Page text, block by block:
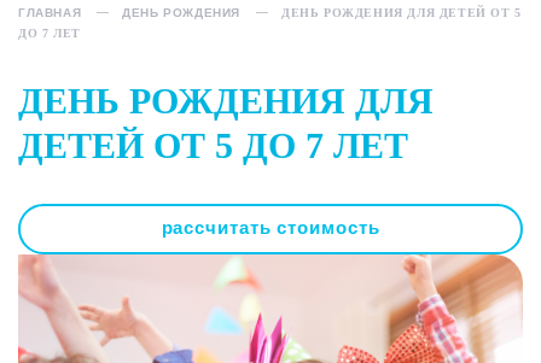
ГЛАВНАЯ ДЕНЬ РОЖДЕНИЯ
ДЕНЬ РОЖДЕНИЯ ДЛЯ ДЕТЕЙ ОТ 5
ДО 7 ЛЕТ
ДЕНЬ РОЖДЕНИЯ ДЛЯ
ДЕТЕЙ ОТ 5 ДО 7 ЛЕТ
рассчитать стоимость